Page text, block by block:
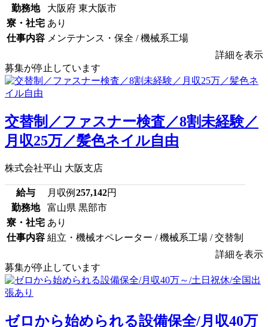
勤務地
大阪府 東大阪市
寮・社宅 あり
仕事内容 メンテナンス・保全 / 機械系工場
詳細を表示
募集が停止しています
交替制／ファスナー検査／8割未経験／
月収25万／髪色ネイル自由
株式会社平山 大阪支店
給与 月収例 257,142円
勤務地
富山県 黒部市
寮・社宅 あり
仕事内容 組立・機械オペレーター / 機械系工場 / 交替制
詳細を表示
募集が停止しています
ゼロから始められる設備保全/月収40万